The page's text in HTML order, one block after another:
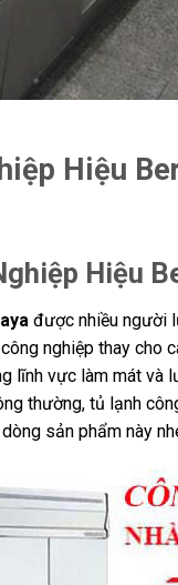
Hiệu
Hiệu
được nhiều người
nghiệp thay cho
lĩnh vực làm mát và
thường, tủ lạnh
sản phẩm này